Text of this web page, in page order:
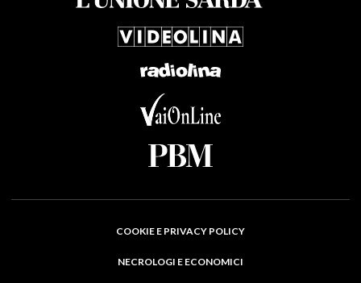
COOKIE E PRIVACY POLICY
NECROLOGI E ECONOMICI